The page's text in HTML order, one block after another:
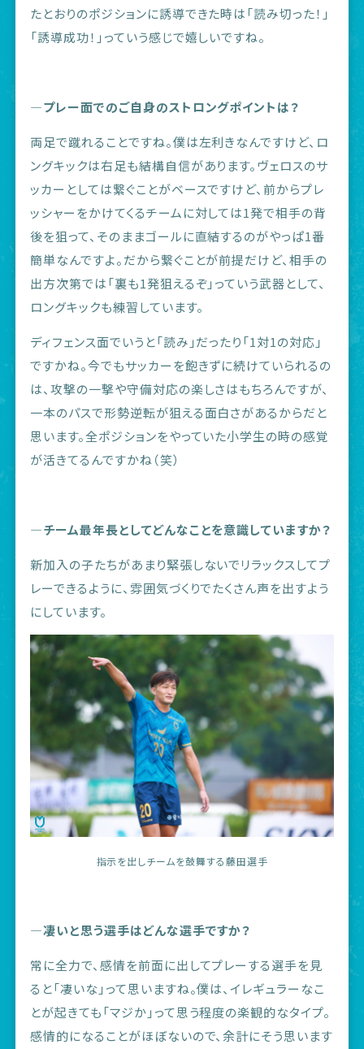
たとおりのポジションに誘導できた時は「読み切った！」
「誘導成功！」っていう感じで嬉しいですね。
―プレー面でのご自身のストロングポイントは？
両足で蹴れることですね。僕は左利きなんですけど、ロ
ングキックは右足も結構自信があります。ヴェロスのサ
ッカーとしては繋ぐことがベースですけど、前からプレ
ッシャーをかけてくるチームに対しては1発で相手の背
後を狙って、そのままゴールに直結するのがやっぱ1番
簡単なんですよ。だから繋ぐことが前提だけど、相手の
出方次第では「裏も1発狙えるぞ」っていう武器として、
ロングキックも練習しています。
ディフェンス面でいうと「読み」だったり「1対1の対応」
ですかね。今でもサッカーを飽きずに続けていられるの
は、攻撃の一撃や守備対応の楽しさはもちろんですが、
一本のパスで形勢逆転が狙える面白さがあるからだと
思います。全ポジションをやっていた小学生の時の感覚
が活きてるんですかね（笑）
―チーム最年長としてどんなことを意識していますか？
新加入の子たちがあまり緊張しないでリラックスしてプ
レーできるように、雰囲気づくりでたくさん声を出すよう
にしています。
指示を出しチームを鼓舞する藤田選手
―凄いと思う選手はどんな選手ですか？
常に全力で、感情を前面に出してプレーする選手を見
ると「凄いな」って思いますね。僕は、イレギュラーなこ
とが起きても「マジか」って思う程度の楽観的なタイプ。
感情的になることがほぼないので、余計にそう思います